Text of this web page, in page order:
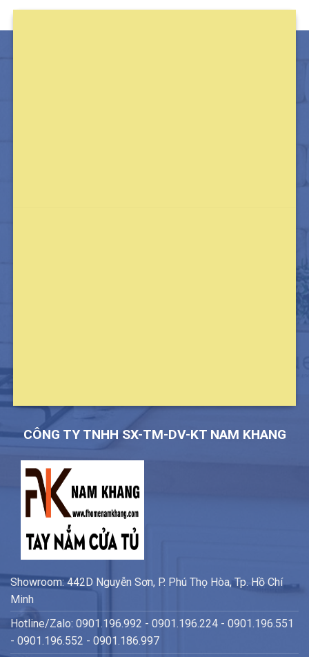
CÔNG TY TNHH SX-TM-DV-KT NAM KHANG
Showroom: 442D Nguyễn Sơn, P. Phú Thọ Hòa, Tp. Hồ Chí
Minh
Hotline/Zalo: 0901.196.992 - 0901.196.224 - 0901.196.551
- 0901.196.552 - 0901.186.997